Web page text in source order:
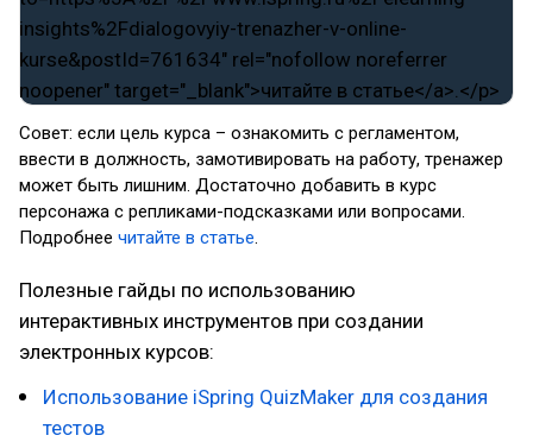
Совет: если цель курса – ознакомить с регламентом,
ввести в должность, замотивировать на работу, тренажер
может быть лишним. Достаточно добавить в курс
персонажа с репликами-подсказками или вопросами.
Подробнее читайте в статье
Полезные гайды по использованию
интерактивных инструментов при создании
электронных курсов:
Использование iSpring QuizMaker для создания
тестов